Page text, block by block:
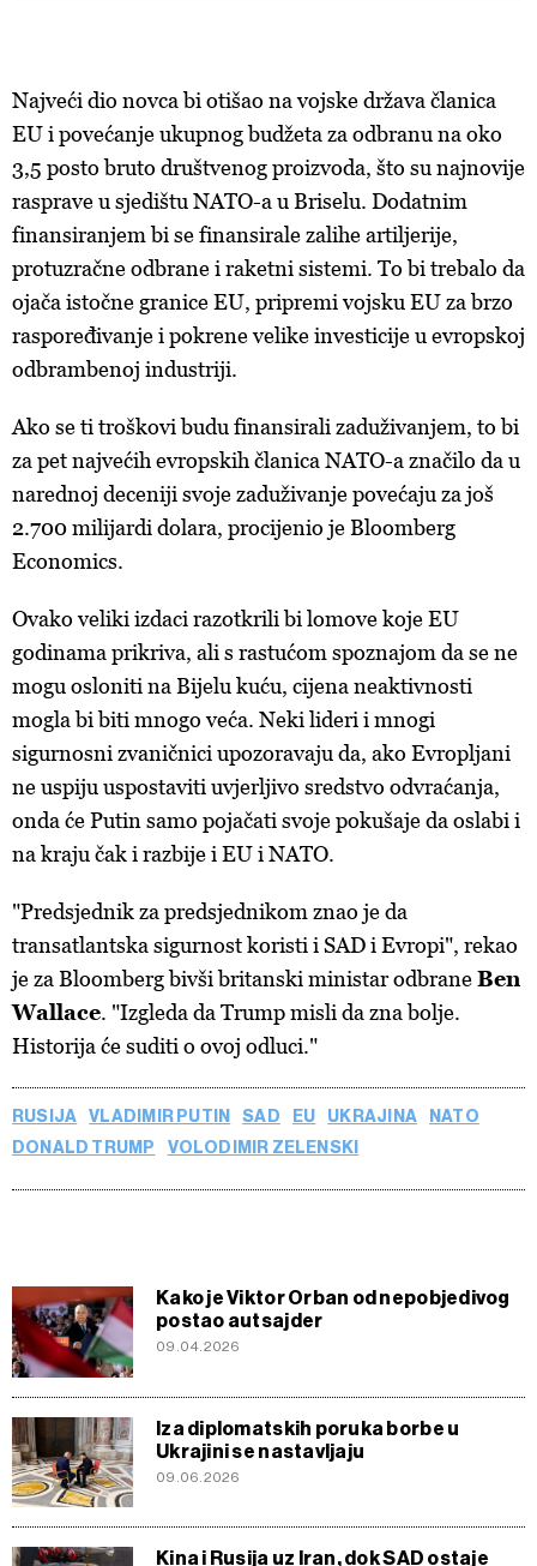
Najveći dio novca bi otišao na vojske država članica
EU i povećanje ukupnog budžeta za odbranu na oko
3,5 posto bruto društvenog proizvoda, što su najnovije
rasprave u sjedištu NATO-a u Briselu. Dodatnim
finansiranjem bi se finansirale zalihe artiljerije,
protuzračne odbrane i raketni sistemi. To bi trebalo da
ojača istočne granice EU, pripremi vojsku EU za brzo
raspoređivanje i pokrene velike investicije u evropskoj
odbrambenoj industriji.
Ako se ti troškovi budu finansirali zaduživanjem, to bi
za pet najvećih evropskih članica NATO-a značilo da u
narednoj deceniji svoje zaduživanje povećaju za još
2.700 milijardi dolara, procijenio je Bloomberg
Economics.
Ovako veliki izdaci razotkrili bi lomove koje EU
godinama prikriva, ali s rastućom spoznajom da se ne
mogu osloniti na Bijelu kuću, cijena neaktivnosti
mogla bi biti mnogo veća. Neki lideri i mnogi
sigurnosni zvaničnici upozoravaju da, ako Evropljani
ne uspiju uspostaviti uvjerljivo sredstvo odvraćanja,
onda će Putin samo pojačati svoje pokušaje da oslabi i
na kraju čak i razbije i EU i NATO.
"Predsjednik za predsjednikom znao je da
transatlantska sigurnost koristi i SAD i Evropi", rekao
je za Bloomberg bivši britanski ministar odbraneBen
Wallace. "Izgleda da Trump misli da zna bolje.
Historija će suditi o ovoj odluci."
RUSIJA VLADIMIR PUTIN SAD EU UKRAJINA
NATO
DONALD TRUMP
VOLODIMIR ZELENSKI
Kako je Viktor Orban od nepobjedivog
postao autsajder
09.04.2026
Iza diplomatskih poruka borbe u
Ukrajini se nastavljaju
09.06.2026
Kina i Rusija uz Iran, dok SAD ostaje